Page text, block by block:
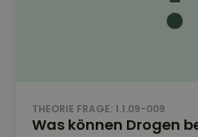
THEORIE FRAGE: 1.1.09-009
Was können Drogen